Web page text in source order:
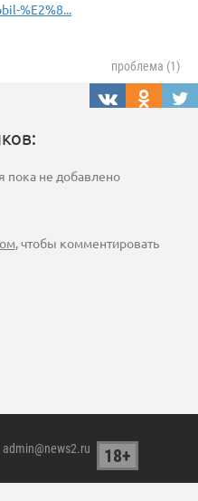
%E2%8...
проблема (1)
пока не добавлено
, чтобы комментировать
admin@news2.ru 18+